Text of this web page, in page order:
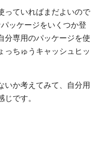
っていればまだよいので
ッケージをいくつか登
分専用のパッケージを使
っちゅうキャッシュヒッ
いか考えてみて、自分用
です。